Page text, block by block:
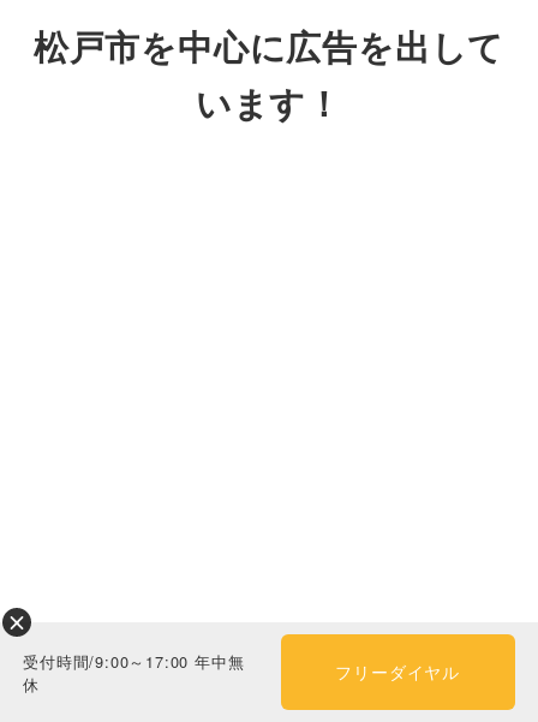
松戸市を中心に広告を出して
います！
受付時間/9:00～17:00 年中無
休
フリーダイヤル